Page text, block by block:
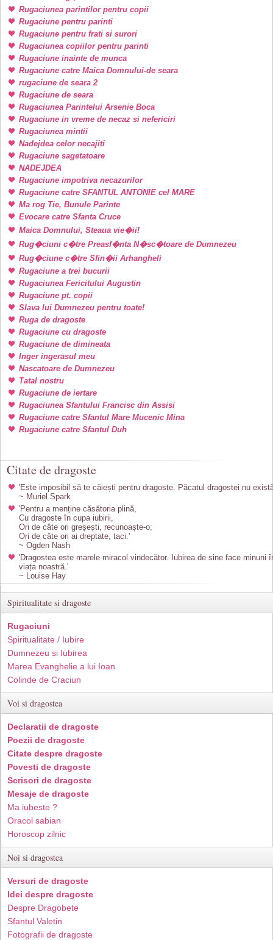
Rugaciunea parintilor pentru copii
Rugaciune pentru parinti
Rugaciune pentru frati si surori
Rugaciunea copiilor pentru parinti
Rugaciune inainte de munca
Rugaciune catre Maica Domnului-de seara
rugaciune de seara 2
Rugaciune de seara
Rugaciunea Parintelui Arsenie Boca
Rugaciune in vreme de necaz si nefericiri
Rugaciunea mintii
Nadejdea celor necajiti
Rugaciune sagetatoare
NADEJDEA
Rugaciune impotriva necazurilor
Rugaciune catre SFANTUL ANTONIE cel MARE
Ma rog Tie, Bunule Parinte
Evocare catre Sfanta Cruce
Maica Domnului, Steaua vie�ii!
Rug�ciuni c�tre Preasf�nta N�sc�toare de Dumnezeu
Rug�ciune c�tre Sfin�ii Arhangheli
Rugaciune a trei bucurii
Rugaciunea Fericitului Augustin
Rugaciune pt. copii
Slava lui Dumnezeu pentru toate!
Ruga de dragoste
Rugaciune cu dragoste
Rugaciune de dimineata
Inger ingerasul meu
Nascatoare de Dumnezeu
Tatal nostru
Rugaciune de iertare
Rugaciunea Sfantului Francisc din Assisi
Rugaciune catre Sfantul Mare Mucenic Mina
Rugaciune catre Sfantul Duh
Citate de dragoste
'Este imposibil să te căiești pentru dragoste. Păcatul dragostei nu
~ Muriel Spark
'Pentru a menține căsătoria plină,
Cu dragoste în cupa iubirii,
Ori de câte ori greșești, recunoaște-o;
Ori de câte ori ai dreptate, taci.'
~ Ogden Nash
'Dragostea este marele miracol vindecător. Iubirea de sine face minuni
viața noastră.'
~ Louise Hay
Spiritualitate si dragoste
Rugaciuni
Spiritualitate / Iubire
Dumnezeu si Iubirea
Marea Evanghelie a lui Ioan
Colinde de Craciun
Voi si dragostea
Declaratii de dragoste
Poezii de dragoste
Citate despre dragoste
Povesti de dragoste
Scrisori de dragoste
Mesaje de dragoste
Ma iubeste ?
Oracol sabian
Horoscop zilnic
Noi si dragostea
Versuri de dragoste
Idei despre dragoste
Despre Dragobete
Sfantul Valetin
Fotografii de dragoste